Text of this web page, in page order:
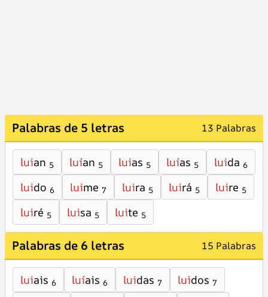
Palabras de 5 letras 13 Palabras
luian 5 luían 5 luias 5 luías 5 luida 6
luido 6 luime 7 luira 5 luirá 5 luire 5
luiré 5 luisa 5 luite 5
Palabras de 6 letras 15 Palabras
luiais 6 luíais 6 luidas 7 luidos 7